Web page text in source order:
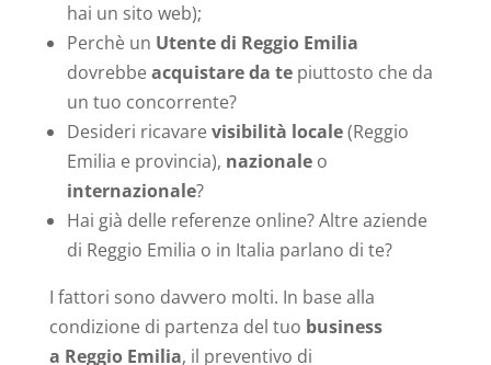
hai un sito web);
Perchè un Utente di Reggio Emilia
dovrebbeacquistare da tepiuttosto che da
un tuo concorrente?
Desideri ricavarevisibilità locale(Reggio
Emilia e provincia), nazionaleo
internazionale?
Hai già delle referenze online? Altre aziende
di Reggio Emilia o in Italia parlano di te?
I fattori sono davvero molti. In base alla
condizione di partenza del tuo business
a Reggio Emilia, il preventivo di